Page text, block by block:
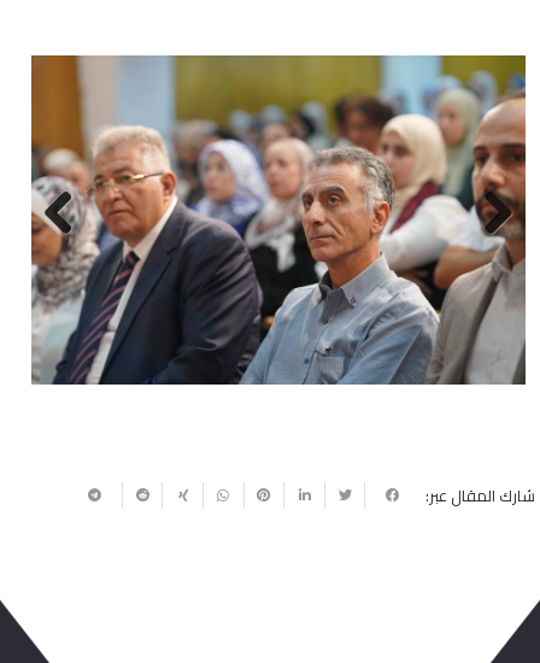
Previous
Next
شارك المقال عبر: